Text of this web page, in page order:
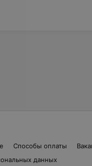
Способы оплаты
данных